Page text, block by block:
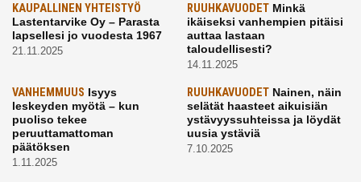
KAUPALLINEN YHTEISTYÖ
Lastentarvike Oy – Parasta
lapsellesi jo vuodesta 1967
21.11.2025
RUUHKAVUODETMinkä
ikäiseksi vanhempien pitäisi
auttaa lastaan
taloudellisesti?
14.11.2025
VANHEMMUUS Isyys
leskeyden myötä – kun
puoliso tekee
peruuttamattoman
päätöksen
1.11.2025
RUUHKAVUODETNainen, näin
selätät haasteet aikuisiän
ystävyyssuhteissa ja löydät
uusia ystäviä
7.10.2025